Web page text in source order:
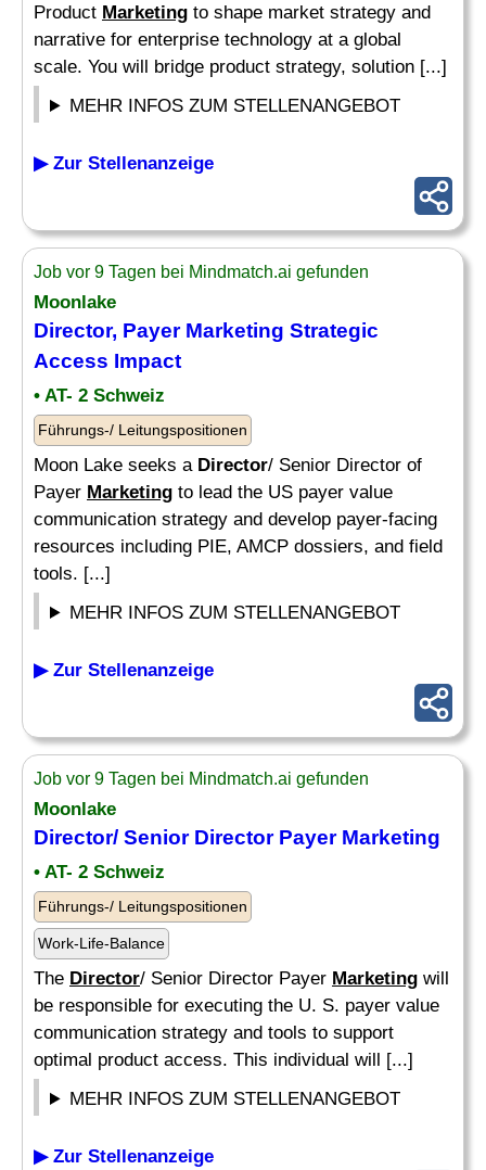
Product Marketing to shape market strategy and
narrative for enterprise technology at a global
scale. You will bridge product strategy, solution [...]
MEHR INFOS ZUM STELLENANGEBOT
▶ Zur Stellenanzeige
Job vor 9 Tagen bei Mindmatch.ai gefunden
Moonlake
Director, Payer Marketing Strategic
Access Impact
• AT- 2 Schweiz
Führungs-/ Leitungspositionen
Moon Lake seeks a Director/ Senior Director of
Payer Marketing to lead the US payer value
communication strategy and develop payer-facing
resources including PIE, AMCP dossiers, and field
tools. [...]
MEHR INFOS ZUM STELLENANGEBOT
▶ Zur Stellenanzeige
Job vor 9 Tagen bei Mindmatch.ai gefunden
Moonlake
Director/ Senior DirectorPayer Marketing
• AT- 2 Schweiz
Führungs-/ Leitungspositionen
Work-Life-Balance
The Director/ Senior Director Payer Marketing will
be responsible for executing the U. S. payer value
communication strategy and tools to support
optimal product access. This individual will [...]
MEHR INFOS ZUM STELLENANGEBOT
▶ Zur Stellenanzeige